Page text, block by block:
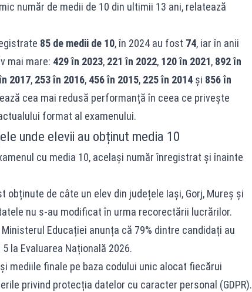
număr de medii de 10 din ultimii 13 ani, relatează
85 de medii de 10, în 2024 au fost 74, iar în anii
mai mare: 429 în 2023, 221 în 2022, 120 în 2021, 892 în
2017, 253 în 2016, 456 în 2015, 225 în 2014și 856 în
cea mai redusă performanță în ceea ce privește
format al examenului.
unde elevii au obținut media 10
cu media 10, același număr înregistrat și înainte
obținute de câte un elev din județele Iași, Gorj, Mureș și
nu s-au modificat în urma recorectării lucrărilor.
Educației anunța că 79% dintre candidați au
la Evaluarea Națională 2026.
mediile finale pe baza codului unic alocat fiecărui
privind protecția datelor cu caracter personal (GDPR).